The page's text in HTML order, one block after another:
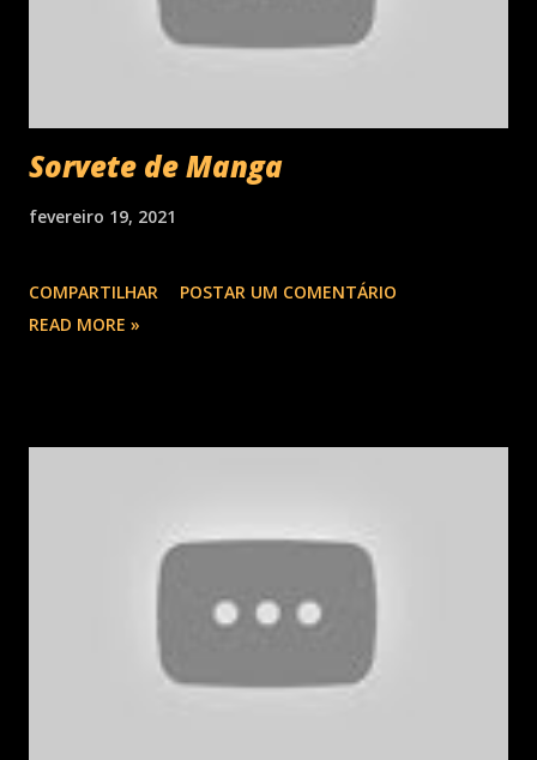
Sorvete de Manga
fevereiro 19, 2021
COMPARTILHAR
POSTAR UM COMENTÁRIO
READ MORE »